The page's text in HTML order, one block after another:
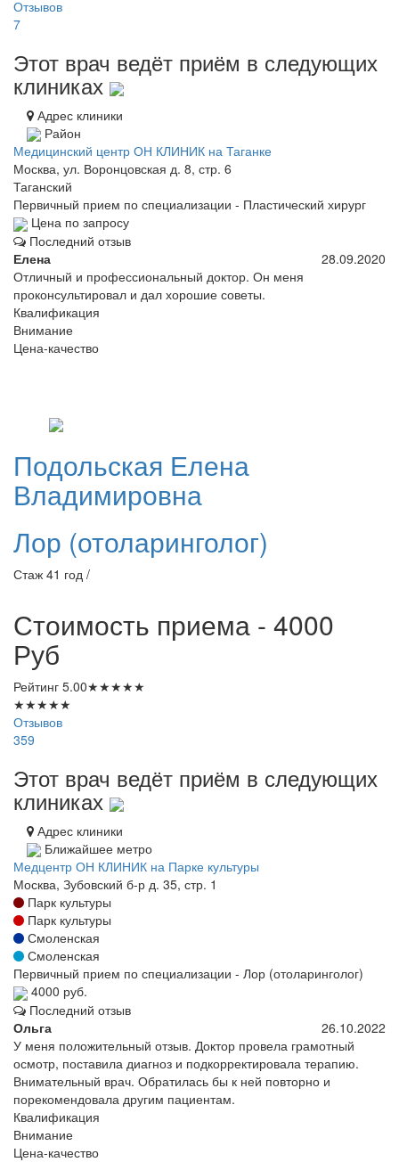
Отзывов
7
Этот врач ведёт приём в следующих
клиниках
Адрес клиники
Район
Медицинский центр ОН КЛИНИК на Таганке
Москва, ул. Воронцовская д. 8, стр. 6
Таганский
Первичный прием по специализации - Пластический хирург
Цена по запросу
Последний отзыв
Елена
28.09.2020
Отличный и профессиональный доктор. Он меня
проконсультировал и дал хорошие советы.
Квалификация
Внимание
Цена-качество
Подольская Елена
Владимировна
Лор (отоларинголог)
Стаж 41 год /
Стоимость приема - 4000
Руб
Рейтинг 5.00★★★★★
★★★★★
Отзывов
359
Этот врач ведёт приём в следующих
клиниках
Адрес клиники
Ближайшее метро
Медцентр ОН КЛИНИК на Парке культуры
Москва, Зубовский б-р д. 35, стр. 1
Парк культуры
Парк культуры
Смоленская
Смоленская
Первичный прием по специализации - Лор (отоларинголог)
4000 руб.
Последний отзыв
Ольга
26.10.2022
У меня положительный отзыв. Доктор провела грамотный
осмотр, поставила диагноз и подкорректировала терапию.
Внимательный врач. Обратилась бы к ней повторно и
порекомендовала другим пациентам.
Квалификация
Внимание
Цена-качество